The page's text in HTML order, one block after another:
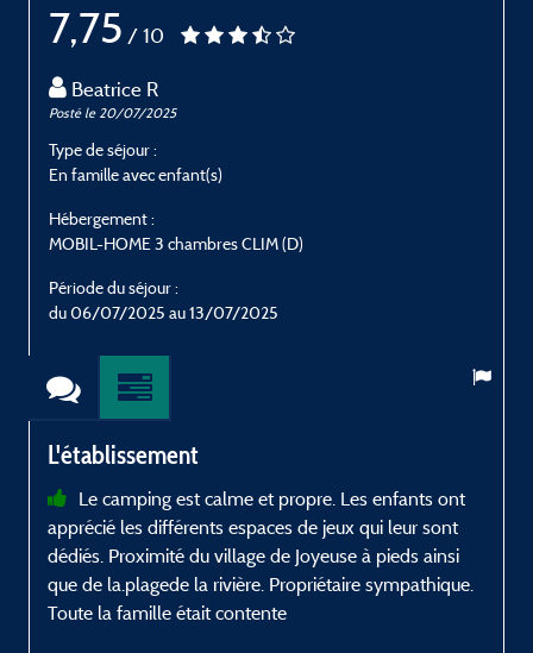
7,75 / 10
Beatrice R
Posté le 20/07/2025
Type de séjour :
En famille avec enfant(s)
Hébergement :
MOBIL-HOME 3 chambres CLIM (D)
Période du séjour :
du 06/07/2025 au 13/07/2025
L'établissement
Le camping est calme et propre. Les enfants ont
apprécié les différents espaces de jeux qui leur sont
dédiés. Proximité du village de Joyeuse à pieds ainsi
que de la.plagede la rivière. Propriétaire sympathique.
Toute la famille était contente